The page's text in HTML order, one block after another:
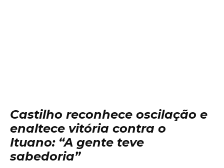
Castilho reconhece oscilação e
enaltece vitória contra o
Ituano: “A gente teve
sabedoria”